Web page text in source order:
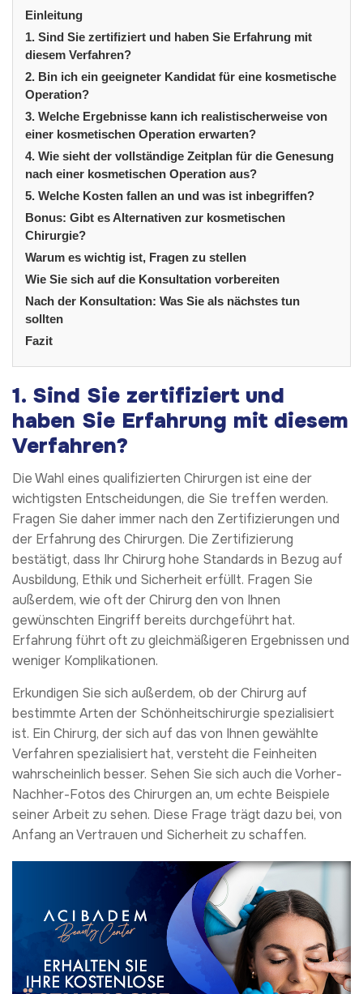
Einleitung
1. Sind Sie zertifiziert und haben Sie Erfahrung mit
diesem Verfahren?
2. Bin ich ein geeigneter Kandidat für eine kosmetische
Operation?
3. Welche Ergebnisse kann ich realistischerweise von
einer kosmetischen Operation erwarten?
4. Wie sieht der vollständige Zeitplan für die Genesung
nach einer kosmetischen Operation aus?
5. Welche Kosten fallen an und was ist inbegriffen?
Bonus: Gibt es Alternativen zur kosmetischen
Chirurgie?
Warum es wichtig ist, Fragen zu stellen
Wie Sie sich auf die Konsultation vorbereiten
Nach der Konsultation: Was Sie als nächstes tun
sollten
Fazit
1. Sind Sie zertifiziert und
haben Sie Erfahrung mit diesem
Verfahren?
Die Wahl eines qualifizierten Chirurgen ist eine der
wichtigsten Entscheidungen, die Sie treffen werden.
Fragen Sie daher immer nach den Zertifizierungen und
der Erfahrung des Chirurgen. Die Zertifizierung
bestätigt, dass Ihr Chirurg hohe Standards in Bezug auf
Ausbildung, Ethik und Sicherheit erfüllt. Fragen Sie
außerdem, wie oft der Chirurg den von Ihnen
gewünschten Eingriff bereits durchgeführt hat.
Erfahrung führt oft zu gleichmäßigeren Ergebnissen und
weniger Komplikationen.
Erkundigen Sie sich außerdem, ob der Chirurg auf
bestimmte Arten der Schönheitschirurgie spezialisiert
ist. Ein Chirurg, der sich auf das von Ihnen gewählte
Verfahren spezialisiert hat, versteht die Feinheiten
wahrscheinlich besser. Sehen Sie sich auch die Vorher-
Nachher-Fotos des Chirurgen an, um echte Beispiele
seiner Arbeit zu sehen. Diese Frage trägt dazu bei, von
Anfang an Vertrauen und Sicherheit zu schaffen.